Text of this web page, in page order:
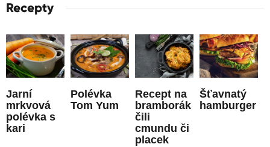
Recepty
Jarní
mrkvová
polévka s
kari
Polévka
Tom Yum
Recept na
bramborák
čili
cmundu či
placek
Šťavnatý
hamburger